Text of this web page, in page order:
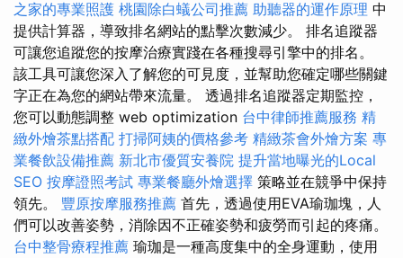
之家的專業照護 桃園除白蟻公司推薦 助聽器的運作原理 中
提供計算器，導致排名網站的點擊次數減少。 排名追蹤器
可讓您追蹤您的按摩治療實踐在各種搜尋引擎中的排名。
該工具可讓您深入了解您的可見度，並幫助您確定哪些關鍵
字正在為您的網站帶來流量。 透過排名追蹤器定期監控，
您可以動態調整 web optimization 台中律師推薦服務 精
緻外燴茶點搭配 打掃阿姨的價格參考 精緻茶會外燴方案 專
業餐飲設備推薦 新北市優質安養院 提升當地曝光的Local
SEO 按摩證照考試 專業餐廳外燴選擇 策略並在競爭中保持
領先。 豐原按摩服務推薦 首先，透過使用EVA瑜珈塊，人
們可以改善姿勢，消除因不正確姿勢和疲勞而引起的疼痛。
台中整骨療程推薦 瑜珈是一種高度集中的全身運動，使用